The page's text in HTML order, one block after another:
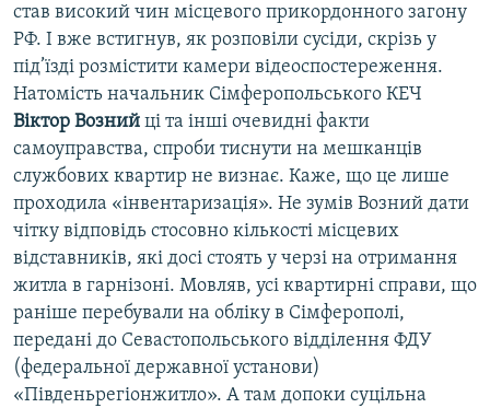
став високий чин місцевого прикордонного загону
РФ. І вже встигнув, як розповіли сусіди, скрізь у
під’їзді розмістити камери відеоспостереження.
Натомість начальник Сімферопольського КЕЧ
Віктор Возний ці та інші очевидні факти
самоуправства, спроби тиснути на мешканців
службових квартир не визнає. Каже, що це лише
проходила «інвентаризація». Не зумів Возний дати
чітку відповідь стосовно кількості місцевих
відставників, які досі стоять у черзі на отримання
житла в гарнізоні. Мовляв, усі квартирні справи, що
раніше перебували на обліку в Сімферополі,
передані до Севастопольського відділення ФДУ
(федеральної державної установи)
«Південьрегіонжитло». А там допоки суцільна